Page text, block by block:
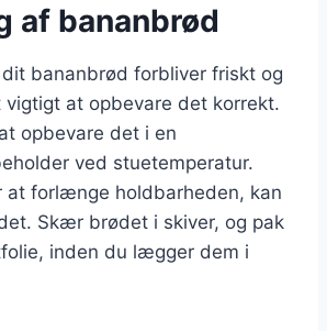
af bananbrød
bananbrød forbliver friskt og
at opbevare det korrekt.
opbevare det i en
ved stuetemperatur.
at forlænge holdbarheden, kan
Skær brødet i skiver, og pak
inden du lægger dem i